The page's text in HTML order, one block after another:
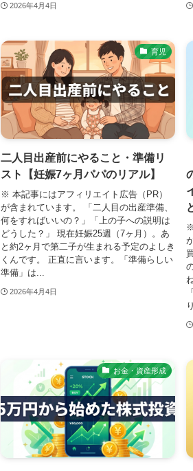
2026年4月4日
育児
二人目出産前にやること・準備リ
スト【妊娠7ヶ月パパのリアル】
※ 本記事にはアフィリエイト広告（PR）
が含まれています。 「二人目の出産準備、
何をすればいいの？」「上の子への説明は
どうした？」 現在妊娠25週（7ヶ月）。あ
と約2ヶ月で第二子が生まれる予定のよしき
くんです。 正直に言います。「準備らしい
準備」は...
2026年4月4日
お金・資産形成